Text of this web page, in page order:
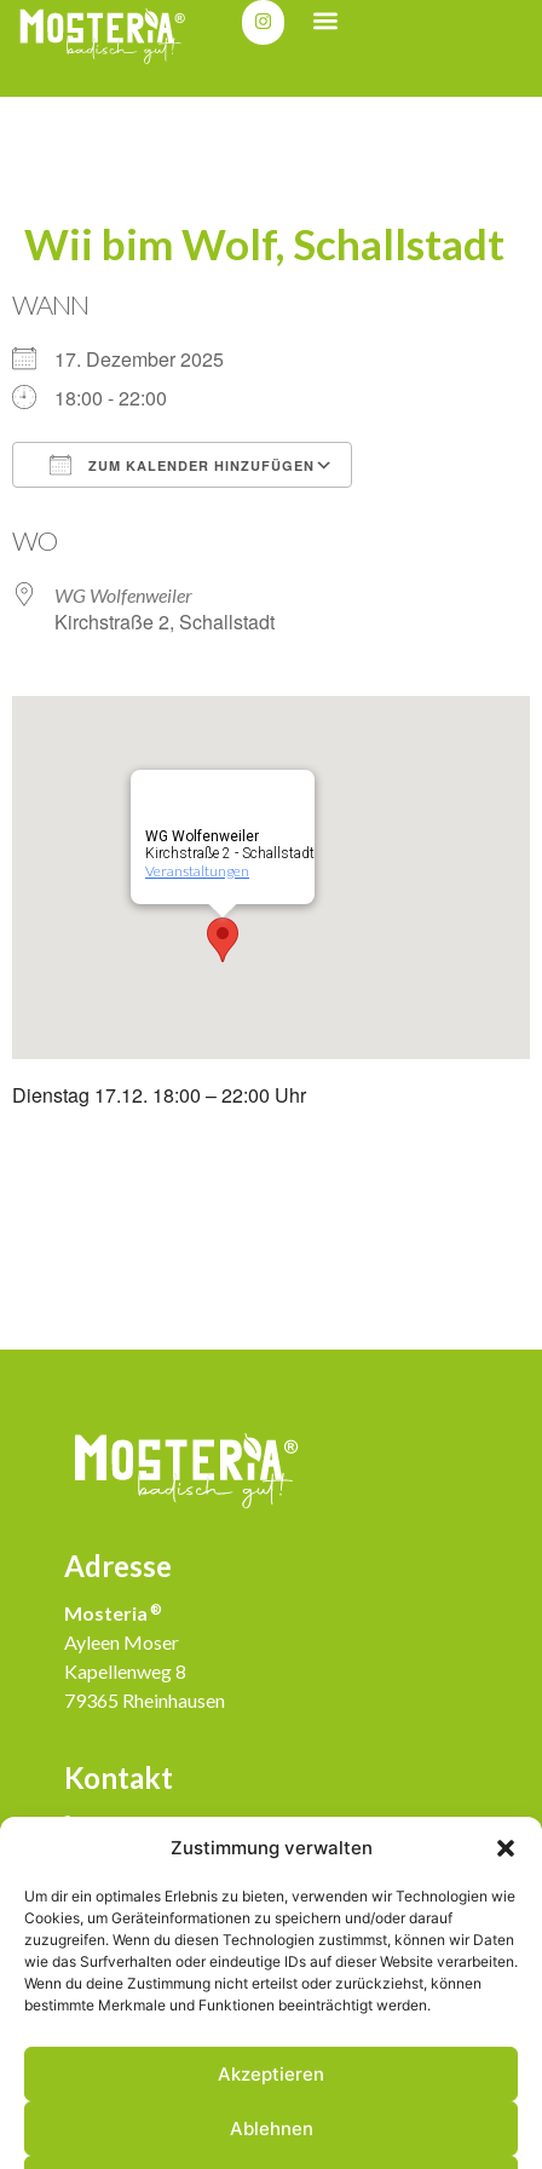
Zustimmung verwalten
Um dir ein optimales Erlebnis zu bieten, verwenden wir Technologien wie
Cookies, um Geräteinformationen zu speichern und/oder darauf
zuzugreifen. Wenn du diesen Technologien zustimmst, können wir Daten
wie das Surfverhalten oder eindeutige IDs auf dieser Website verarbeiten.
Wenn du deine Zustimmung nicht erteilst oder zurückziehst, können
bestimmte Merkmale und Funktionen beeinträchtigt werden.
Akzeptieren
Ablehnen
Wii bim Wolf, Schallstadt
WANN
17. Dezember 2025
18:00 - 22:00
ZUM KALENDER HINZUFÜGEN
WO
WG Wolfenweiler
Kirchstraße 2, Schallstadt
WG Wolfenweiler
Kirchstraße 2 - Schallstadt
Veranstaltungen
Dienstag 17.12. 18:00 – 22:00 Uhr
Adresse
Mosteria ®
Ayleen Moser
Kapellenweg 8
79365 Rheinhausen
Kontakt
07643 / 933 28 22
info@mosteria.de
Social Media
mosteria.badischgut
© 2025 Mosteria